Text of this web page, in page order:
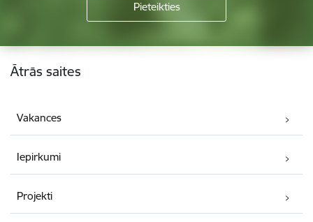
Kājene
Ātrās saites
Vakances
Iepirkumi
Projekti